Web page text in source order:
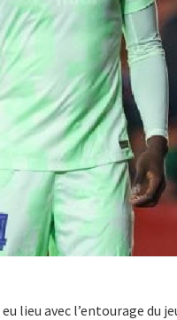
lieu avec l’entourage du